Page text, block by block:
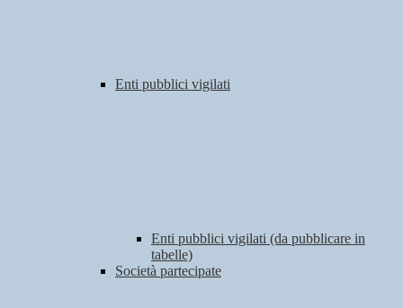
Enti pubblici vigilati
Enti pubblici vigilati (da pubblicare in
tabelle)
Società partecipate